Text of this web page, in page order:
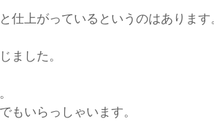
仕上がっているというのはありま
ました。
もいらっしゃいます。